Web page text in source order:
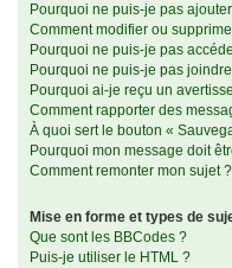
Pourquoi ne puis-je pas
Comment modifier ou
Pourquoi ne puis-je pas
Pourquoi ne puis-je pas
Pourquoi ai-je reçu un
Comment rapporter des
À quoi sert le bouton «
Pourquoi mon message doit
Comment remonter mon sujet ?
Mise en forme et types de
Que sont les BBCodes ?
Puis-je utiliser le HTML ?